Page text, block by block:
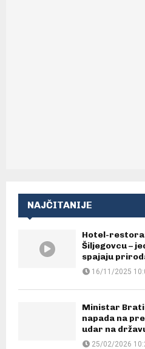
NAJČITANIJE
Hotel-
Šiljegovcu –
spajaju
16/11/2025
Ministar
napada na
udar na
25/02/2026